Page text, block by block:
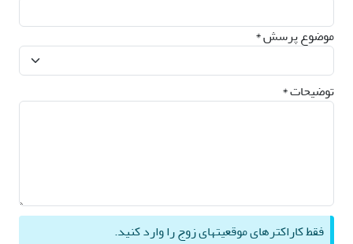
موضوع پرسش *
توضیحات *
فقط کاراکترهای موقعیتهای زوج را وارد کنید.